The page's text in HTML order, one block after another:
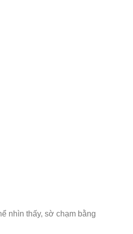
nhìn thấy, sờ chạm bằng